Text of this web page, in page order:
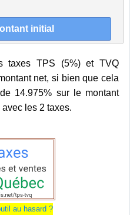
taxes TPS (5%) et TVQ
net, si bien que cela
14.975% sur le montant
les 2 taxes.
au hasard ?